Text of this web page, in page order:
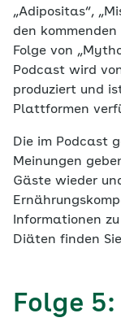
„Adipositas“,
den
Folge von
Podcast wird
produziert und
Plattformen
Die im Podcast
Meinungen
Gäste wieder
Informationen
Diäten finden
Folge